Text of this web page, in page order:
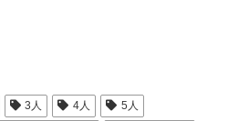
3人 4人
5人